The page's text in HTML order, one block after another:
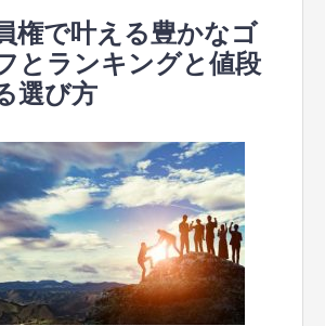
権で叶える豊かなゴ
とランキングと値段
選び方